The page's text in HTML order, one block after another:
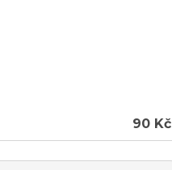
90 Kč